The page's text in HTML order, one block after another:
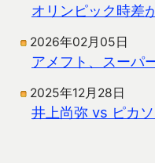
オリンピック時差
2026年02月05日
アメフト、スーパ
2025年12月28日
井上尚弥 vs ピカ